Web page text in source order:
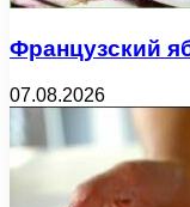
Французский
07.08.2026